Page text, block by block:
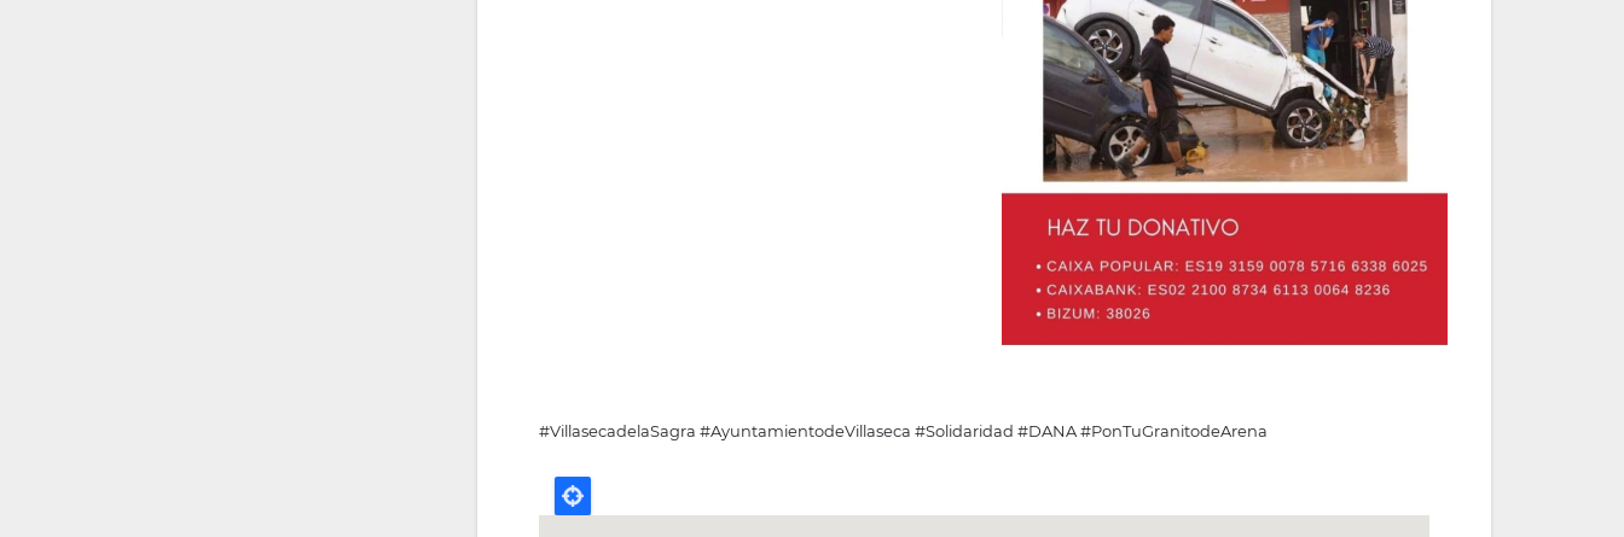
#VillasecadelaSagra #AyuntamientodeVillaseca #Solidaridad #DANA #PonTuGranitodeArena